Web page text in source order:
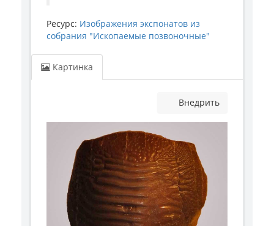
Ресурс: Изображения экспонатов из
собрания "Ископаемые позвоночные"
Картинка
Внедрить